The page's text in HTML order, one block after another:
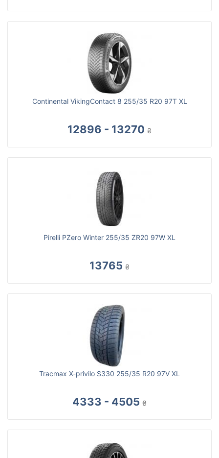
Continental VikingContact 8 255/35 R20 97T XL
12896 - 13270 ₴
Pirelli PZero Winter 255/35 ZR20 97W XL
13765 ₴
Tracmax X-privilo S330 255/35 R20 97V XL
4333 - 4505 ₴